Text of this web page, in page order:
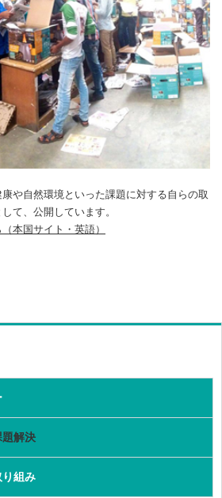
や自然環境といった課題に対する自らの取
て、公開しています。
本国サイト・英語）
解決
組み